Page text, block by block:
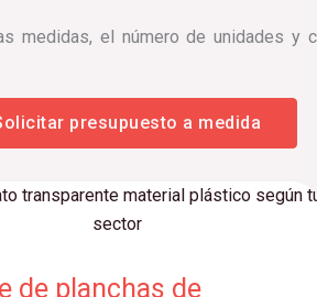
el número de unidades y
presupuesto a medida
de planchas de